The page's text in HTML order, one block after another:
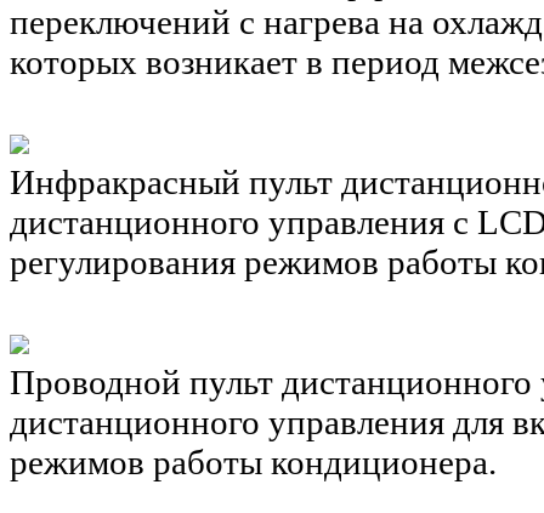
переключений с нагрева на
которых возникает в период
Инфракрасный пульт
дистанционного управления с
регулирования режимов работы
Проводной пульт дистанционного
дистанционного управления для
режимов работы кондиционера.